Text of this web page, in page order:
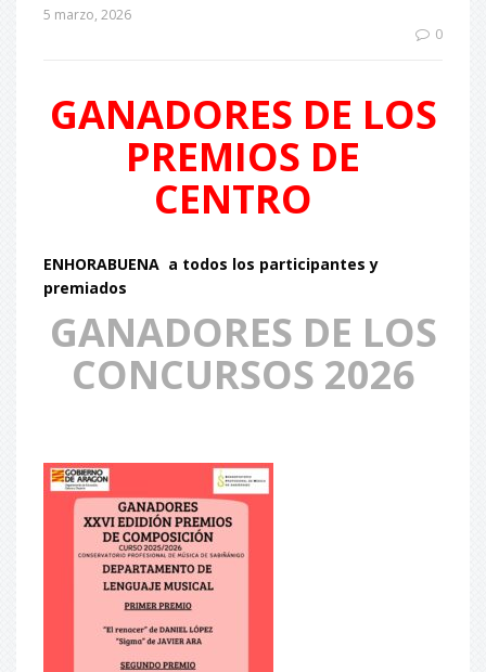
5 marzo, 2026
0
GANADORES DE LOS
PREMIOS DE
CENTRO
ENHORABUENA a todos los participantes y
premiados
GANADORES DE LOS
CONCURSOS 2026